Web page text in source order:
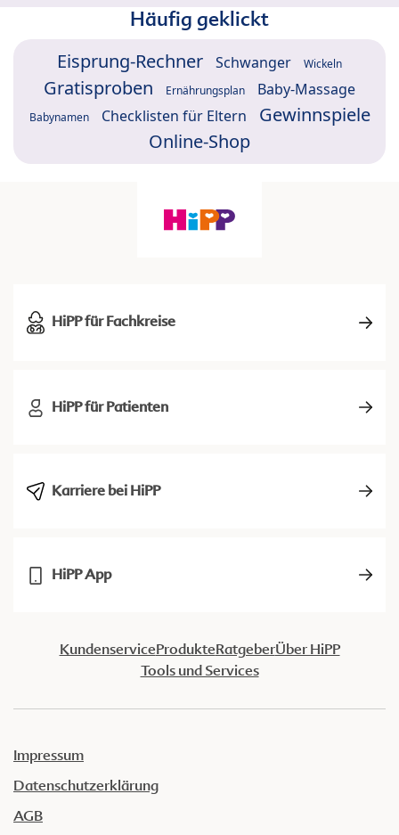
Häufig geklickt
Eisprung-Rechner Schwanger Wickeln
Gratisproben Ernährungsplan Baby-Massage
Babynamen Checklisten für Eltern
Gewinnspiele
Online-Shop
HiPP für Fachkreise
HiPP für Patienten
Karriere bei HiPP
HiPP App
KundenserviceProdukteRatgeberÜber HiPP
Tools und Services
Impressum
Datenschutzerklärung
AGB